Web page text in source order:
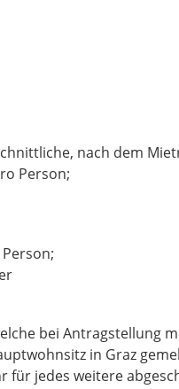
nach dem
Person;
bei Antragstellung
in Graz
für jedes weitere